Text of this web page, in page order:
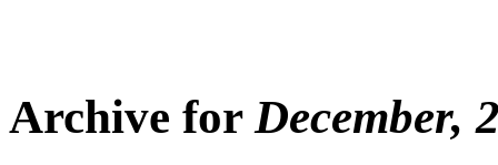
Archive for December,